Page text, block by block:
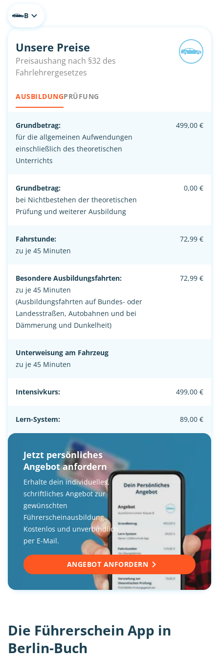
B
Unsere Preise
Preisaushang nach §32 des
Fahrlehrergesetzes
AUSBILDUNGPRÜFUNG
Grundbetrag:
für die allgemeinen Aufwendungen
einschließlich des theoretischen
Unterrichts
499,00 €
Grundbetrag:
bei Nichtbestehen der theoretischen
Prüfung und weiterer Ausbildung
0,00 €
Fahrstunde:
zu je 45 Minuten
72,99 €
Besondere Ausbildungsfahrten:
zu je 45 Minuten
(Ausbildungsfahrten auf Bundes- oder
Landesstraßen, Autobahnen und bei
Dämmerung und Dunkelheit)
72,99 €
Unterweisung am Fahrzeug
zu je 45 Minuten
Intensivkurs: 499,00 €
Lern-System: 89,00 €
Jetzt persönliches
Angebot anfordern
Erhalte dein individuelles,
schriftliches Angebot zur
gewünschten
Führerscheinausbildung.
Kostenlos und unverbindlich
per E-Mail.
ANGEBOT ANFORDERN
Die Führerschein App in
Berlin-Buch